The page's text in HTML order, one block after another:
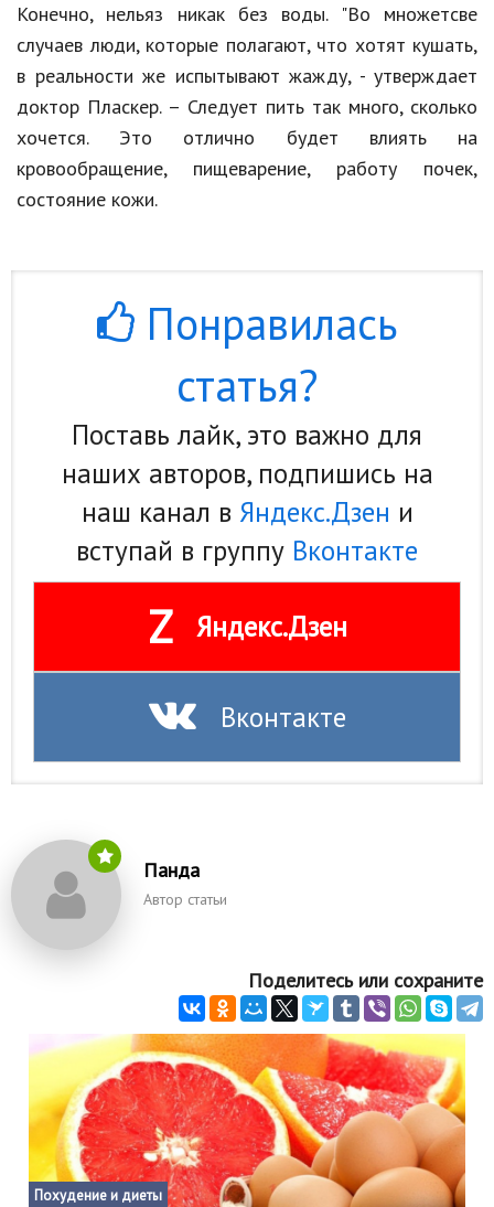
Конечно, нельяз никак без воды. "Во множетсве
случаев люди, которые полагают, что хотят кушать,
в реальности же испытывают жажду, - утверждает
доктор Пласкер. – Следует пить так много, сколько
хочется. Это отлично будет влиять на
кровообращение, пищеварение, работу почек,
состояние кожи.
Понравилась
статья?
Поставь лайк, это важно для
наших авторов, подпишись на
наш канал в Яндекс.Дзен и
вступай в группу Вконтакте
Z Яндекс.Дзен
Вконтакте
Панда
Автор статьи
Поделитесь или сохраните
Похудение и диеты